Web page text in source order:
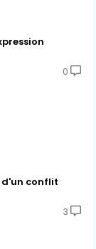
0
conflit
3